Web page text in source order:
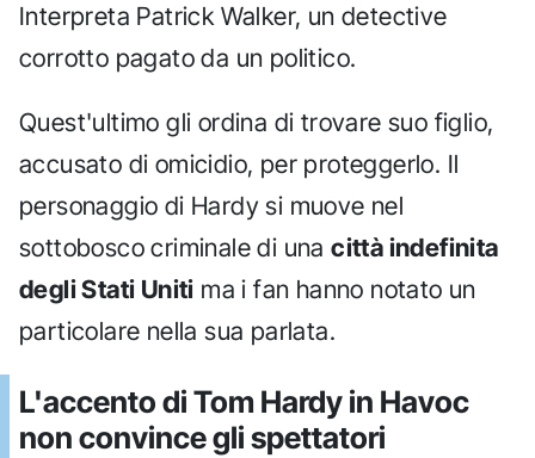
Interpreta Patrick Walker, un detective
corrotto pagato da un politico.
Quest'ultimo gli ordina di trovare suo figlio,
accusato di omicidio, per proteggerlo. Il
personaggio di Hardy si muove nel
sottobosco criminale di unacittà indefinita
degli Stati Uniti ma i fan hanno notato un
particolare nella sua parlata.
L'accento di Tom Hardy in Havoc
non convince gli spettatori